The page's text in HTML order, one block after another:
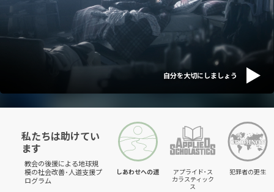
自分を大切にしましょう
私たちは助けてい
ます
教会の後援による地球規
模の社会改善･人道支援プ
ログラム
しあわせへの道
アプライド･ス
カラスティック
ス
犯罪者の更生